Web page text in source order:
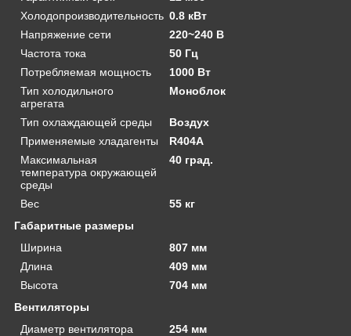
Холодопроизводительность 0.8 кВт
Напряжение сети
220~240 В
Частота тока
50 Гц
Потребляемая мощность
1000 Вт
Тип холодильного
агрегата
Моноблок
Тип охлаждающей среды
Воздух
Применяемые хладагенты
R404A
Максимальная
температура окружающей
среды
40 град.
Вес
55 кг
Габаритные размеры
Ширина
807 мм
Длина
409 мм
Высота
704 мм
Вентиляторы
Диаметр вентилятора
254 мм